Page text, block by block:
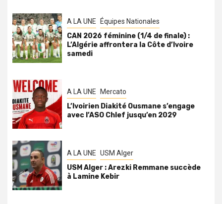
A LA UNE Équipes Nationales
CAN 2026 féminine (1/4 de finale) :
L’Algérie affrontera la Côte d’Ivoire
samedi
A LA UNE Mercato
L’Ivoirien Diakité Ousmane s’engage
avec l’ASO Chlef jusqu’en 2029
A LA UNE USM Alger
USM Alger : Arezki Remmane succède
à Lamine Kebir